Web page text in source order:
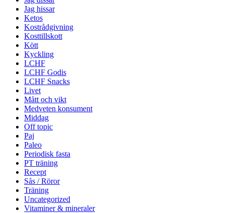
Jag hissar
Ketos
Kostrådgivning
Kosttillskott
Kött
Kyckling
LCHF
LCHF Godis
LCHF Snacks
Livet
Mått och vikt
Medveten konsument
Middag
Off topic
Paj
Paleo
Periodisk fasta
PT träning
Recept
Sås / Röror
Träning
Uncategorized
Vitaminer & mineraler